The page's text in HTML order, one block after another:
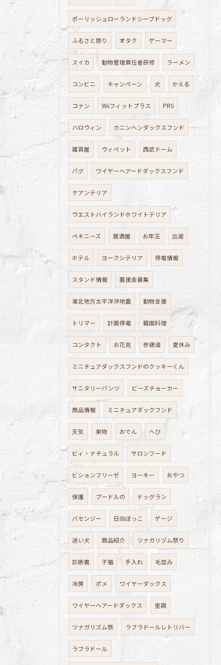
ポーリッシュローランドシープドッグ
ふるさと祭り オタク ゲーマー
スイカ 動物管理責任者研修 ラーメン
コンビニ キャンペーン 犬 かえる
コナン Wiiフィットプラス PRS
ハロウィン カニンヘンダックスフンド
雑貨屋 ウィペット 西武ドーム
パグ ワイヤーヘアードダックスフンド
ケアンテリア
ウエストハイランドホワイトテリア
ペキニーズ 居酒屋 お年玉 出産
ホテル ヨークシテリア 停電情報
スタンド情報 義援金募集
東北地方太平洋沖地震 動物支援
トリマー 計画停電 韓国料理
コンタクト お花見 参鶏湯 夏休み
ミニチュアダックスフンドのクッキーくん
サニタリーパンツ ビーズチョーカー
商品情報 ミニチュアダックフンド
天気 果物 おでん へび
ビィ・ナチュラル サロンフード
ビションフリーゼ ヨーキー おやつ
保護 プードルの ドッグラン
バセンジー 日向ぼっこ ゲージ
迷い犬 商品紹介 ツナガリヅム祭り
診断書 子猫 手入れ 毛並み
冷房 ポメ ワイヤーダックス
ワイヤーヘアードダックス 里親
ツナガリズム祭 ラブラドールレトリバー
ラブラドール